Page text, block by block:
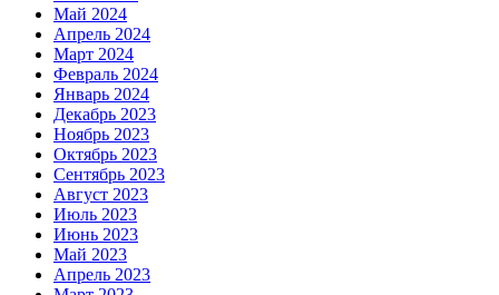
Май 2024
Апрель 2024
Март 2024
Февраль 2024
Январь 2024
Декабрь 2023
Ноябрь 2023
Октябрь 2023
Сентябрь 2023
Август 2023
Июль 2023
Июнь 2023
Май 2023
Апрель 2023